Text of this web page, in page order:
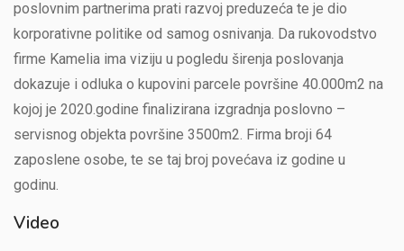
poslovnim partnerima prati razvoj preduzeća te je dio
korporativne politike od samog osnivanja. Da rukovodstvo
firme Kamelia ima viziju u pogledu širenja poslovanja
dokazuje i odluka o kupovini parcele površine 40.000m2 na
kojoj je 2020.godine finalizirana izgradnja poslovno –
servisnog objekta površine 3500m2. Firma broji 64
zaposlene osobe, te se taj broj povećava iz godine u
godinu.
Video